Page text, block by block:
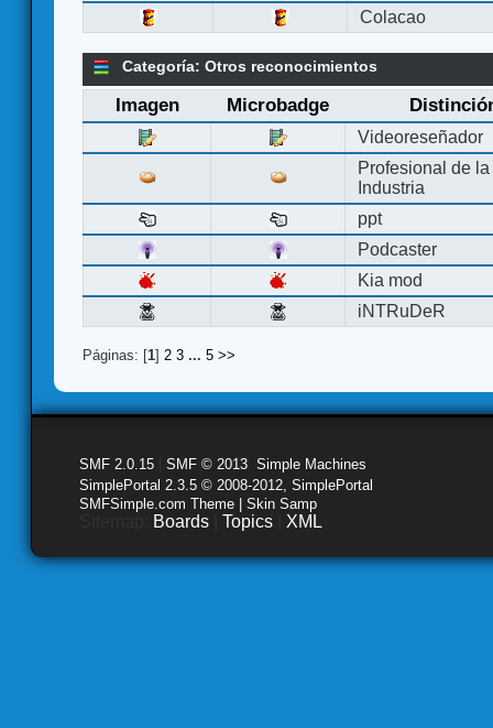
Colacao
Categoría: Otros reconocimientos
Imagen Microbadge
Videoreseñador
Profesional de la
Industria
ppt
Podcaster
Kia mod
iNTRuDeR
Páginas: [1] 2 3 ... 5 >>
SMF 2.0.15 SMF © 2013 Simple Machines
SimplePortal 2.3.5 © 2008-2012, SimplePortal
SMFSimple.com Theme | Skin Samp
Boards Topics XML